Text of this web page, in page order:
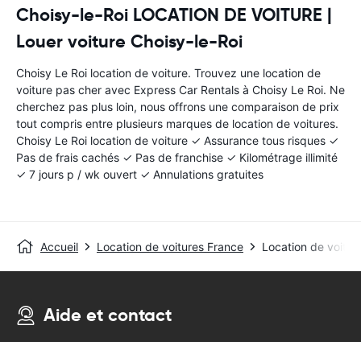
Choisy-le-Roi LOCATION DE VOITURE |
Louer voiture Choisy-le-Roi
Choisy Le Roi location de voiture. Trouvez une location de
voiture pas cher avec Express Car Rentals à Choisy Le Roi. Ne
cherchez pas plus loin, nous offrons une comparaison de prix
tout compris entre plusieurs marques de location de voitures.
Choisy Le Roi location de voiture ✓ Assurance tous risques ✓
Pas de frais cachés ✓ Pas de franchise ✓ Kilométrage illimité
✓ 7 jours p / wk ouvert ✓ Annulations gratuites
Accueil Location de voitures France Location de
Aide et contact